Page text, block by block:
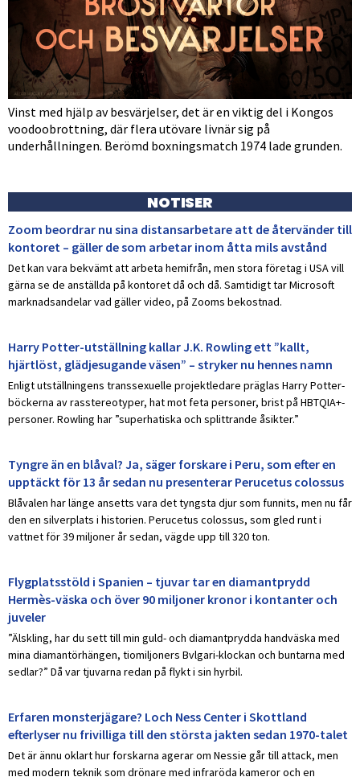
Vinst med hjälp av besvärjelser, det är en viktig del i Kongos
voodoobrottning, där flera utövare livnär sig på
underhållningen. Berömd boxningsmatch 1974 lade grunden.
NOTISER
Zoom beordrar nu sina distansarbetare att de återvänder till
kontoret – gäller de som arbetar inom åtta mils avstånd
Det kan vara bekvämt att arbeta hemifrån, men stora företag i USA vill
gärna se de anställda på kontoret då och då. Samtidigt tar Microsoft
marknadsandelar vad gäller video, på Zooms bekostnad.
Harry Potter-utställning kallar J.K. Rowling ett ”kallt,
hjärtlöst, glädjesugande väsen” – stryker nu hennes namn
Enligt utställningens transsexuelle projektledare präglas Harry Potter-
böckerna av rasstereotyper, hat mot feta personer, brist på HBTQIA+-
personer. Rowling har ”superhatiska och splittrande åsikter.”
Tyngre än en blåval? Ja, säger forskare i Peru, som efter en
upptäckt för 13 år sedan nu presenterar Perucetus colossus
Blåvalen har länge ansetts vara det tyngsta djur som funnits, men nu får
den en silverplats i historien. Perucetus colossus, som gled runt i
vattnet för 39 miljoner år sedan, vägde upp till 320 ton.
Flygplatsstöld i Spanien – tjuvar tar en diamantprydd
Hermès-väska och över 90 miljoner kronor i kontanter och
juveler
”Älskling, har du sett till min guld- och diamantprydda handväska med
mina diamantörhängen, tiomiljoners Bvlgari-klockan och buntarna med
sedlar?” Då var tjuvarna redan på flykt i sin hyrbil.
Erfaren monsterjägare? Loch Ness Center i Skottland
efterlyser nu frivilliga till den största jakten sedan 1970-talet
Det är ännu oklart hur forskarna agerar om Nessie går till attack, men
med modern teknik som drönare med infraröda kameror och en